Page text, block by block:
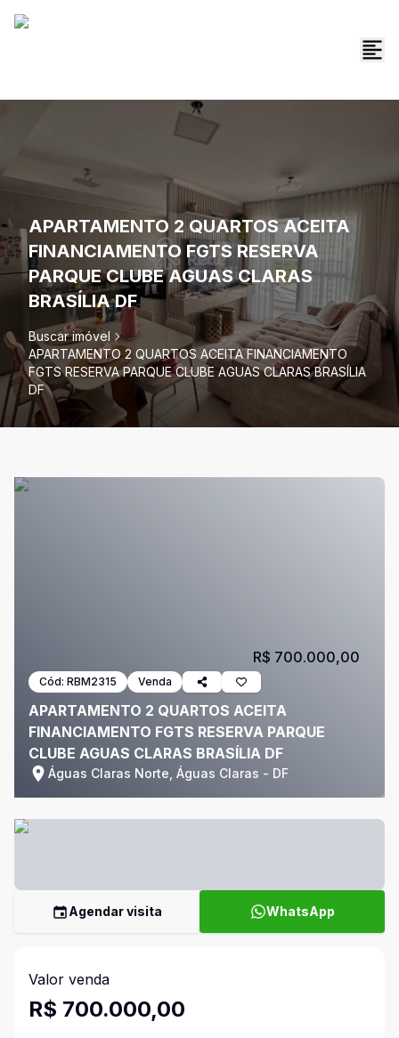
APARTAMENTO 2 QUARTOS ACEITA
FINANCIAMENTO FGTS RESERVA
PARQUE CLUBE AGUAS CLARAS
BRASÍLIA DF
Buscar imóvel
APARTAMENTO 2 QUARTOS ACEITA FINANCIAMENTO
FGTS RESERVA PARQUE CLUBE AGUAS CLARAS BRASÍLIA
DF
Cód: RBM2315 Venda
APARTAMENTO 2 QUARTOS ACEITA
FINANCIAMENTO FGTS RESERVA PARQUE
CLUBE AGUAS CLARAS BRASÍLIA DF
Águas Claras Norte, Águas Claras - DF
R$ 700.000,00
Agendar visita WhatsApp
Valor venda
R$ 700.000,00